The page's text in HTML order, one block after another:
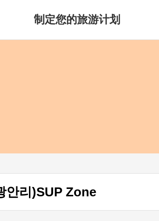
制定您的旅游计划
안리)SUP Zone